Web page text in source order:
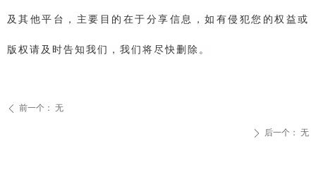
及其他平台，主要目的在于分享信息，如有侵犯您的权益或
版权请及时告知我们，我们将尽快删除。
ꄴ 前一个： 无
ꄲ 后一个： 无